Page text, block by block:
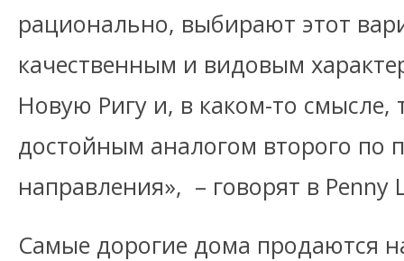
рационально, выбирают этот
качественным и видовым
Новую Ригу и, в каком-то смысле,
достойным аналогом второго по
направления», – говорят в Penny
Самые дорогие дома продаются